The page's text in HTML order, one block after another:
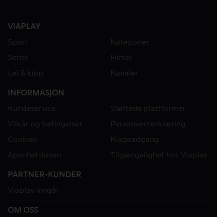
VIAPLAY
Sport
Kategorier
Serier
Filmer
Lei & kjøp
Kanaler
INFORMASJON
Kundeservice
Støttede plattformer
Vilkår og betingelser
Personvernerklæring
Cookies
Klageadgang
Åpenhetsloven
Tilgjengelighet hos Viaplay
PARTNER-KUNDER
Viaplay inngår
OM OSS